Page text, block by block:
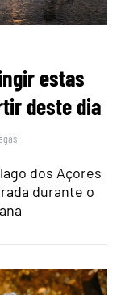
estas
deste dia
dos Açores
durante o